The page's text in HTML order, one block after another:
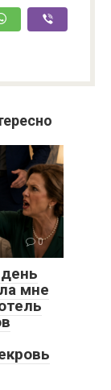
0
мне